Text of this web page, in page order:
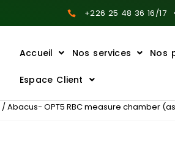
+226 25 48 36 16/17
Accueil Nos services Nos
Espace Client
/ Abacus- OPT5 RBC measure chamber